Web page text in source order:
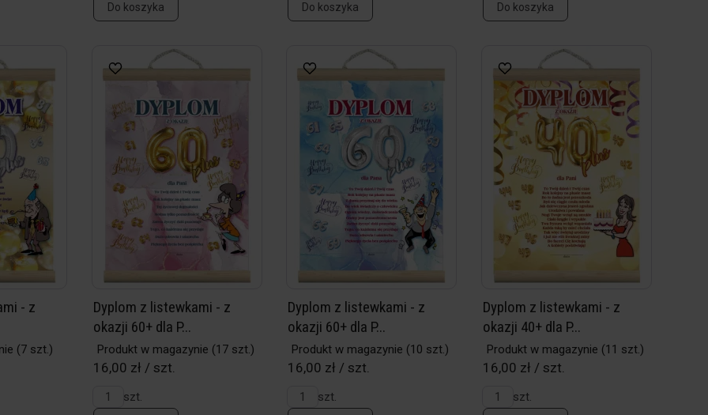
Do koszyka Do koszyka Do koszyka
- z
(7 szt.)
Dyplom z listewkami - z
okazji 60+ dla P...
Produkt w magazynie (17 szt.)
16,00 zł / szt.
szt.
Dyplom z listewkami - z
okazji 60+ dla P...
Produkt w magazynie (10 szt.)
16,00 zł / szt.
szt.
Dyplom z listewkami - z
okazji 40+ dla P...
Produkt w magazynie (11 szt.)
16,00 zł / szt.
szt.